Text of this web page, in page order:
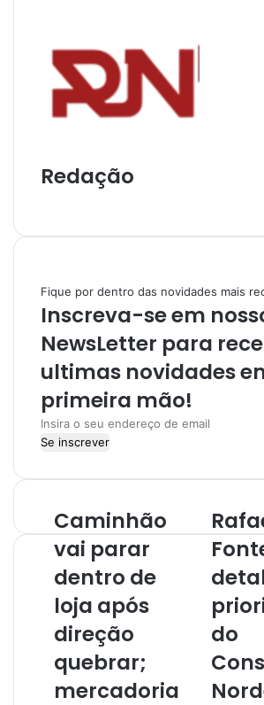
Redação
s
g
r
m
Fique por dentro das novidades mais
Inscreva-se em
NewsLetter para
ultimas novidades
primeira mão!
I
n
i
o Caminhão
vai parar
dentro de
loja após
direção
quebrar;
mercadoria
do